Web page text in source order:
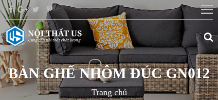
BÀN GHẾ NHÔM ĐÚC GN012
Trang chủ